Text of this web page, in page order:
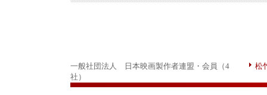
一般社団法人 日本映画製作者連盟・会員（4
社）
松